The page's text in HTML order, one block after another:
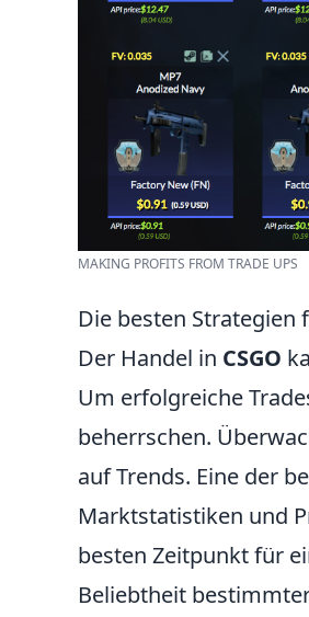
MAKING PROFITS FROM TRADE UPS
Die besten Strategien
Der Handel in CSGO
Um erfolgreiche
beherrschen.
auf Trends. Eine der
Marktstatistiken und
besten Zeitpunkt für
Beliebtheit